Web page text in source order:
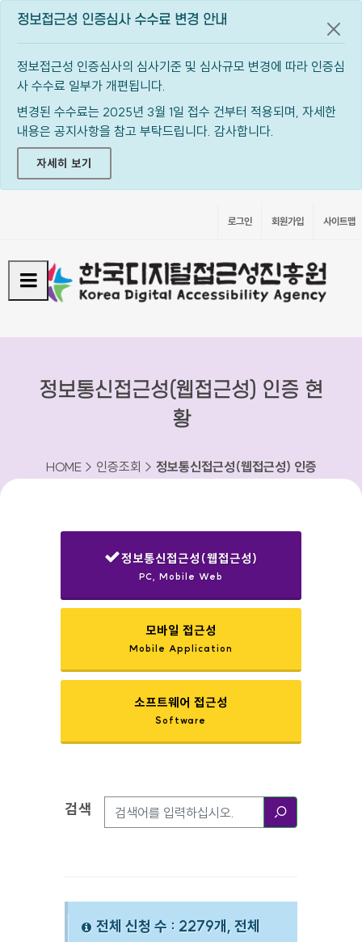
정보접근성 인증심사 수수료 변경 안내
정보접근성 인증심사의 심사기준 및 심사규모 변경에 따라 인증심
사 수수료 일부가 개편됩니다.
변경된 수수료는 2025년 3월 1일 접수 건부터 적용되며, 자세한
내용은 공지사항을 참고 부탁드립니다. 감사합니다.
자세히 보기
공지
로그인 회원가입 사이트맵
정보통신접근성(웹접근성) 인증 현
황
HOME > 인증조회 > 정보통신접근성(웹접근성) 인증
정보통신접근성(웹접근성)
PC, Mobile Web
모바일 접근성
Mobile Application
소프트웨어 접근성
Software
검색옵션
검색
전체 신청 수 : 2279개, 전체